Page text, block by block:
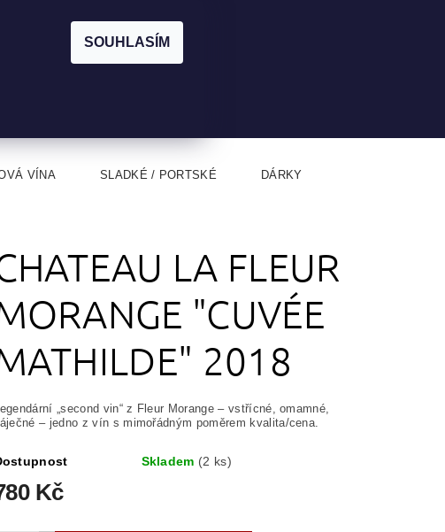
VÍNA SLADKÉ / PORTSKÉ DÁRKY
LA FLEUR
"CUVÉE
2018
„second vin“ z Fleur Morange – vstřícné, omamné,
– jedno z vín s mimořádným poměrem kvalita/cena.
Skladem (2 ks)
Kč
SOUHLASÍM